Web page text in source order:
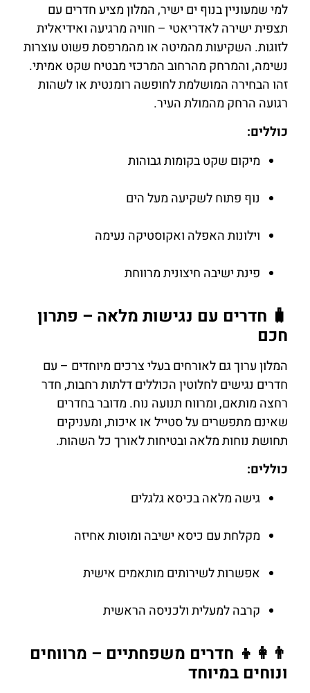
למי שמעוניין בנוף ים ישיר, המלון מציע חדרים עם
תצפית ישירה לאדריאטי – חוויה מרגיעה ואידיאלית
לזוגות. השקיעות מהמיטה או מהמרפסת פשוט עוצרות
נשימה, והמרחק מהרחוב המרכזי מבטיח שקט אמיתי.
זהו הבחירה המושלמת לחופשה רומנטית או לשהות
רגועה הרחק מהמולת העיר.
כוללים:
מיקום שקט בקומות גבוהות
נוף פתוח לשקיעה מעל הים
וילונות האפלה ואקוסטיקה נעימה
פינת ישיבה חיצונית מרווחת
🧳 חדרים עם נגישות מלאה – פתרון
חכם
המלון ערוך גם לאורחים בעלי צרכים מיוחדים – עם
חדרים נגישים לחלוטין הכוללים דלתות רחבות, חדר
רחצה מותאם, ומרווח תנועה נוח. מדובר בחדרים
שאינם מתפשרים על סטייל או איכות, ומעניקים
תחושת נוחות מלאה ובטיחות לאורך כל השהות.
כוללים:
גישה מלאה בכיסא גלגלים
מקלחת עם כיסא ישיבה ומוטות אחיזה
אפשרות לשירותים מותאמים אישית
קרבה למעלית ולכניסה הראשית
👨‍👩‍👦 חדרים משפחתיים – מרווחים
ונוחים במיוחד